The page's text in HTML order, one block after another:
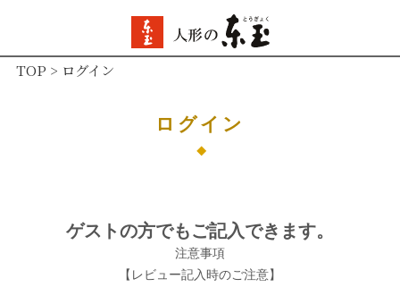
TOP ログイン
ログイン
ゲストの方でもご記入できます。
注意事項
【レビュー記入時のご注意】